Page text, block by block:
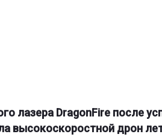
лазера DragonFire после
высокоскоростной дрон